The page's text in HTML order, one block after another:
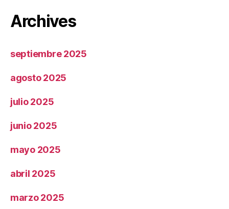
Archives
septiembre 2025
agosto 2025
julio 2025
junio 2025
mayo 2025
abril 2025
marzo 2025